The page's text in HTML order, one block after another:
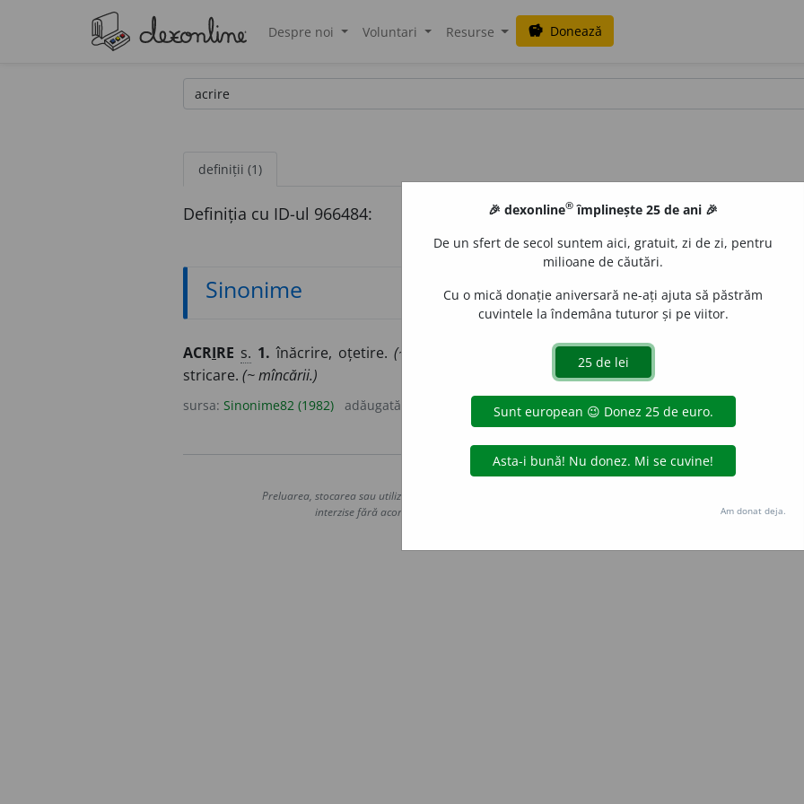
Despre noi Voluntari Resurse savings Donează
definiții (1)
Definiția cu ID-ul 966484:
Sinonime
ACRIRE s. 1. înăcrire, oțetire. (~ vinului.) (~ verzei.) 3.alterare,
stricare. (~ mîncării.)
sursa: Sinonime82 (1982) adăugată de LauraGellner acțiuni
Copyright © 2004-2026 dexonline (https://dexonline.ro)
Preluarea, stocarea sau utilizarea datelor de pe acest site, inclusiv prin orice metode de extragere automată
interzise fără acordul nostru prealabil scris, cu excepția seturilor de date oferite oficial spre utilizare
🎉 dexonline® împlinește 25 de ani 🎉
De un sfert de secol suntem aici, gratuit, zi de zi, pentru
milioane de căutări.
Cu o mică donație aniversară ne-ați ajuta să păstrăm
cuvintele la îndemâna tuturor și pe viitor.
Am donat deja.